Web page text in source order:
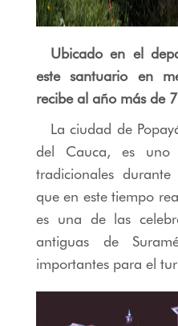
Ubicado en el
este santuario en
recibe al año más de
La ciudad de
del Cauca, es uno
tradicionales
que en este tiempo
es una de las
antiguas de
importantes para el